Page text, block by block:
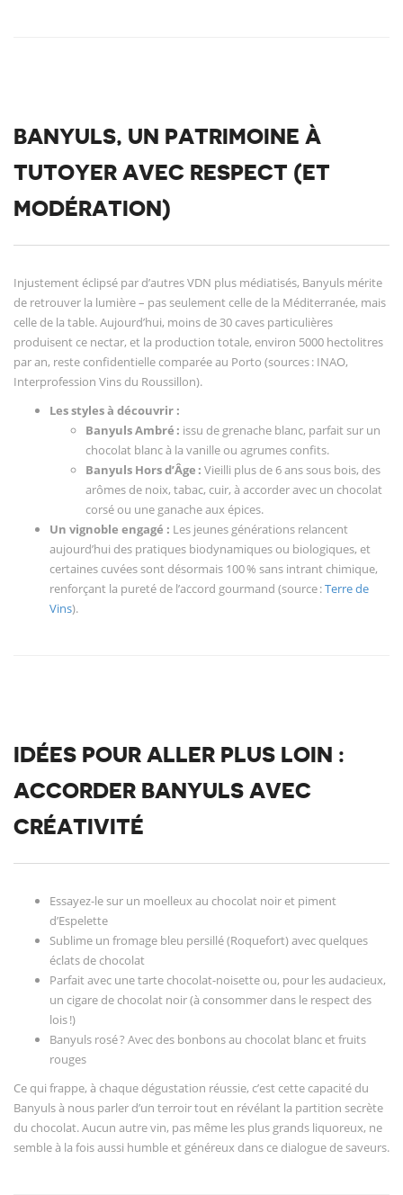
BANYULS, UN PATRIMOINE À
TUTOYER AVEC RESPECT (ET
MODÉRATION)
Injustement éclipsé par d’autres VDN plus médiatisés, Banyuls mérite
de retrouver la lumière – pas seulement celle de la Méditerranée, mais
celle de la table. Aujourd’hui, moins de 30 caves particulières
produisent ce nectar, et la production totale, environ 5000 hectolitres
par an, reste confidentielle comparée au Porto (sources : INAO,
Interprofession Vins du Roussillon).
Les styles à découvrir :
Banyuls Ambré : issu de grenache blanc, parfait sur un
chocolat blanc à la vanille ou agrumes confits.
Banyuls Hors d’Âge : Vieilli plus de 6 ans sous bois, des
arômes de noix, tabac, cuir, à accorder avec un chocolat
corsé ou une ganache aux épices.
Un vignoble engagé : Les jeunes générations relancent
aujourd’hui des pratiques biodynamiques ou biologiques, et
certaines cuvées sont désormais 100 % sans intrant chimique,
renforçant la pureté de l’accord gourmand (source :Terre de
Vins).
IDÉES POUR ALLER PLUS LOIN :
ACCORDER BANYULS AVEC
CRÉATIVITÉ
Essayez-le sur un moelleux au chocolat noir et piment
d’Espelette
Sublime un fromage bleu persillé (Roquefort) avec quelques
éclats de chocolat
Parfait avec une tarte chocolat-noisette ou, pour les audacieux,
un cigare de chocolat noir (à consommer dans le respect des
lois !)
Banyuls rosé ? Avec des bonbons au chocolat blanc et fruits
rouges
Ce qui frappe, à chaque dégustation réussie, c’est cette capacité du
Banyuls à nous parler d’un terroir tout en révélant la partition secrète
du chocolat. Aucun autre vin, pas même les plus grands liquoreux, ne
semble à la fois aussi humble et généreux dans ce dialogue de saveurs.